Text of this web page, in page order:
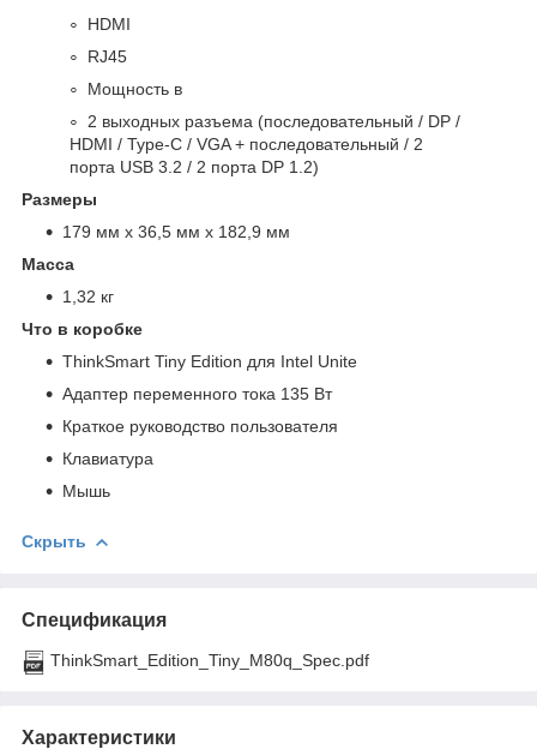
HDMI
RJ45
Мощность в
2 выходных разъема (последовательный / DP /
HDMI / Type-C / VGA + последовательный / 2
порта USB 3.2 / 2 порта DP 1.2)
Размеры
179 мм x 36,5 мм x 182,9 мм
Масса
1,32 кг
Что в коробке
ThinkSmart Tiny Edition для Intel Unite
Адаптер переменного тока 135 Вт
Краткое руководство пользователя
Клавиатура
Мышь
Скрыть
Спецификация
ThinkSmart_Edition_Tiny_M80q_Spec.pdf
Характеристики